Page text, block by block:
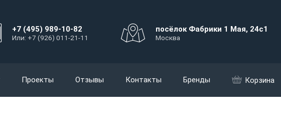
+7 (495) 989-10-82
Или: +7 (926) 011-21-11
посёлок Фабрики 1 Мая, 24с1
Москва
Проекты Отзывы Контакты Бренды Корзина